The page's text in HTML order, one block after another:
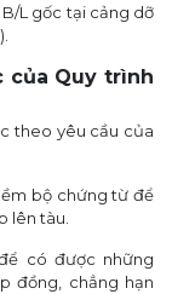
L gốc tại cảng dỡ
của Quy trình
theo yêu cầu của
bộ chứng từ để
lên tàu.
có được những
đồng, chẳng hạn